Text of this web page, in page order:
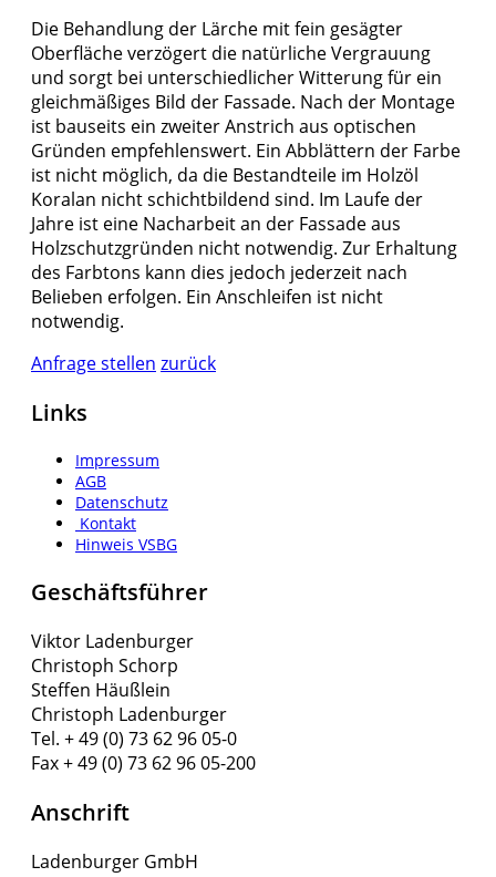
Die Behandlung der Lärche mit fein gesägter
Oberfläche verzögert die natürliche Vergrauung
und sorgt bei unterschiedlicher Witterung für ein
gleichmäßiges Bild der Fassade. Nach der Montage
ist bauseits ein zweiter Anstrich aus optischen
Gründen empfehlenswert. Ein Abblättern der Farbe
ist nicht möglich, da die Bestandteile im Holzöl
Koralan nicht schichtbildend sind. Im Laufe der
Jahre ist eine Nacharbeit an der Fassade aus
Holzschutzgründen nicht notwendig. Zur Erhaltung
des Farbtons kann dies jedoch jederzeit nach
Belieben erfolgen. Ein Anschleifen ist nicht
notwendig.
Anfrage stellen zurück
Links
Impressum
AGB
Datenschutz
Kontakt
Hinweis VSBG
Geschäftsführer
Viktor Ladenburger
Christoph Schorp
Steffen Häußlein
Christoph Ladenburger
Tel. + 49 (0) 73 62 96 05-0
Fax + 49 (0) 73 62 96 05-200
Anschrift
Ladenburger GmbH